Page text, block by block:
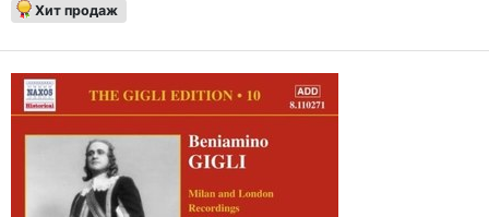
Хит продаж